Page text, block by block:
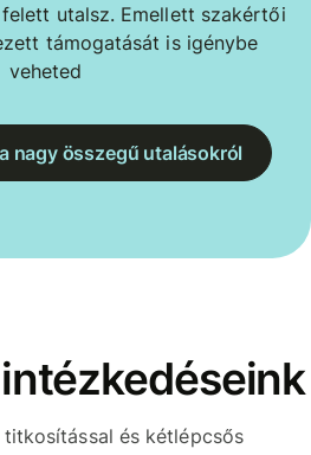
utalsz. Emellett szakértői
támogatását is igénybe
veheted
nagy összegű utalásokról
titkosítással és kétlépcsős